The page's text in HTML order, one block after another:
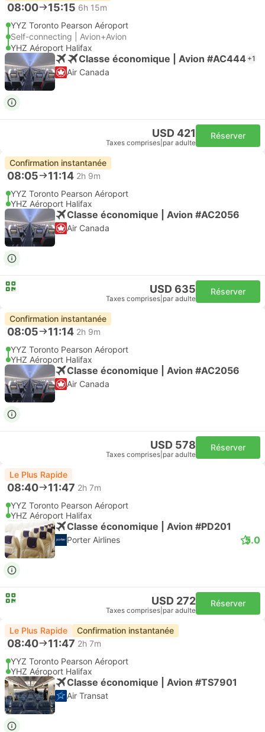
08:00 15:15 6h 15m
YYZ Toronto Pearson Aéroport
Self-connecting | Avion+Avion
YHZ Aéroport Halifax
Classe économique | Avion #AC444 +1
Air Canada
USD 421
Taxes comprises par adulte
Réserver
Confirmation instantanée
08:05 11:14 2h 9m
YYZ Toronto Pearson Aéroport
YHZ Aéroport Halifax
Classe économique | Avion #AC2056
Air Canada
USD 635
Taxes comprises par adulte
Réserver
Confirmation instantanée
08:05 11:14 2h 9m
YYZ Toronto Pearson Aéroport
YHZ Aéroport Halifax
Classe économique | Avion #AC2056
Air Canada
USD 578
Taxes comprises par adulte
Réserver
Le Plus Rapide
08:40 11:47 2h 7m
YYZ Toronto Pearson Aéroport
YHZ Aéroport Halifax
Classe économique | Avion #PD201
Porter Airlines 5.0
USD 272
Taxes comprises par adulte
Réserver
Le Plus Rapide Confirmation instantanée
08:40 11:47 2h 7m
YYZ Toronto Pearson Aéroport
YHZ Aéroport Halifax
Classe économique | Avion #TS7901
Air Transat